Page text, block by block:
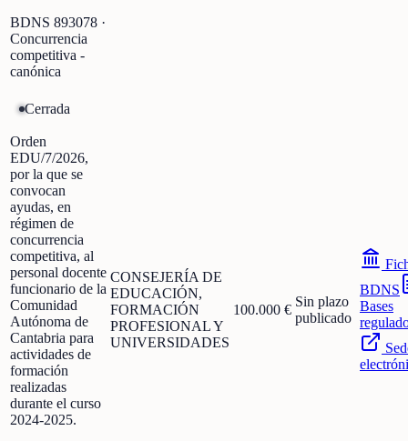
BDNS 893078 ·
Concurrencia
competitiva -
canónica
Cerrada
Orden
EDU/7/2026,
por la que se
convocan
ayudas, en
régimen de
concurrencia
competitiva, al
personal docente
funcionario de la
Comunidad
Autónoma de
Cantabria para
actividades de
formación
realizadas
durante el curso
2024-2025.
CONSEJERÍA DE
EDUCACIÓN,
FORMACIÓN
PROFESIONAL Y
UNIVERSIDADES
100.000 €
Sin plazo
publicado
BDNS
Bases